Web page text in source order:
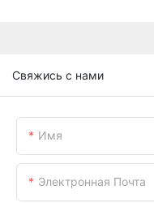
Свяжись с нами
Имя
Электронная Почта